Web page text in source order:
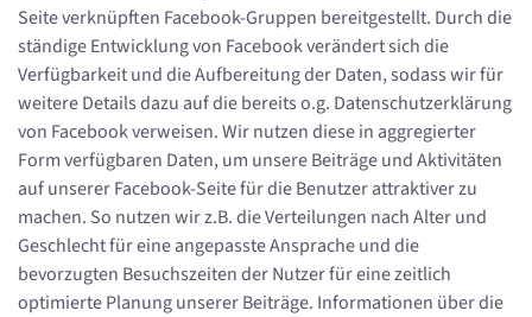
Seite verknüpften Facebook-Gruppen bereitgestellt. Durch die
ständige Entwicklung von Facebook verändert sich die
Verfügbarkeit und die Aufbereitung der Daten, sodass wir für
weitere Details dazu auf die bereits o.g. Datenschutzerklärung
von Facebook verweisen. Wir nutzen diese in aggregierter
Form verfügbaren Daten, um unsere Beiträge und Aktivitäten
auf unserer Facebook-Seite für die Benutzer attraktiver zu
machen. So nutzen wir z.B. die Verteilungen nach Alter und
Geschlecht für eine angepasste Ansprache und die
bevorzugten Besuchszeiten der Nutzer für eine zeitlich
optimierte Planung unserer Beiträge. Informationen über die